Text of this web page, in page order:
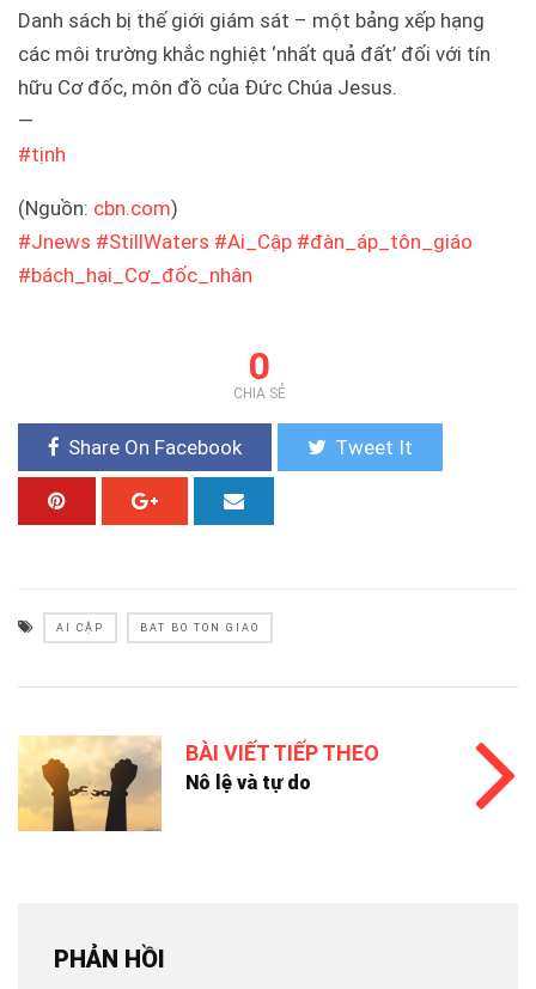
Danh sách bị thế giới giám sát – một bảng xếp hạng
các môi trường khắc nghiệt ‘nhất quả đất’ đối với tín
hữu Cơ đốc, môn đồ của Đức Chúa Jesus.
—
#tịnh
(Nguồn: cbn.com)
#Jnews #StillWaters #Ai_Cập #đàn_áp_tôn_giáo
#bách_hại_Cơ_đốc_nhân
0
CHIA SẺ
Share On Facebook Tweet It
AI CẬP BAT BO TON GIAO
BÀI VIẾT TIẾP THEO
Nô lệ và tự do
PHẢN HỒI